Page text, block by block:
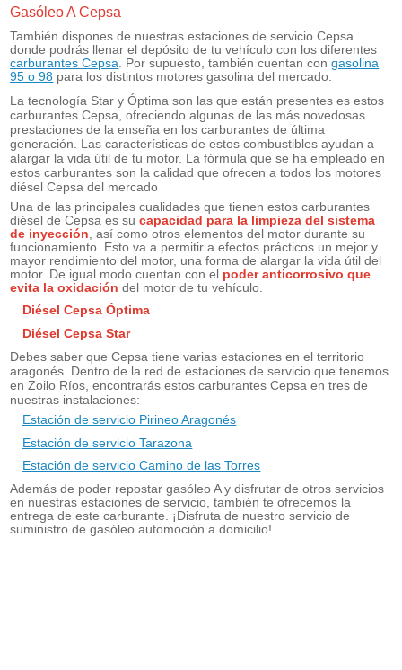
Gasóleo A Cepsa
También dispones de nuestras estaciones de servicio Cepsa
donde podrás llenar el depósito de tu vehículo con los diferentes
carburantes Cepsa . Por supuesto, también cuentan congasolina
95 o 98 para los distintos motores gasolina del mercado.
La tecnología Star y Óptima son las que están presentes es estos
carburantes Cepsa, ofreciendo algunas de las más novedosas
prestaciones de la enseña en los carburantes de última
generación. Las características de estos combustibles ayudan a
alargar la vida útil de tu motor. La fórmula que se ha empleado en
estos carburantes son la calidad que ofrecen a todos los motores
diésel Cepsa del mercado
Una de las principales cualidades que tienen estos carburantes
diésel de Cepsa es sucapacidad para la limpieza del sistema
de inyección , así como otros elementos del motor durante su
funcionamiento. Esto va a permitir a efectos prácticos un mejor y
mayor rendimiento del motor, una forma de alargar la vida útil del
motor. De igual modo cuentan con el poder anticorrosivo que
evita la oxidación del motor de tu vehículo.
Diésel Cepsa Óptima
Diésel Cepsa Star
Debes saber que Cepsa tiene varias estaciones en el territorio
aragonés. Dentro de la red de estaciones de servicio que tenemos
en Zoilo Ríos, encontrarás estos carburantes Cepsa en tres de
nuestras instalaciones:
Estación de servicio Pirineo Aragonés
Estación de servicio Tarazona
Estación de servicio Camino de las Torres
Además de poder repostar gasóleo A y disfrutar de otros servicios
en nuestras estaciones de servicio, también te ofrecemos la
entrega de este carburante. ¡Disfruta de nuestro servicio de
suministro de gasóleo automoción a domicilio!